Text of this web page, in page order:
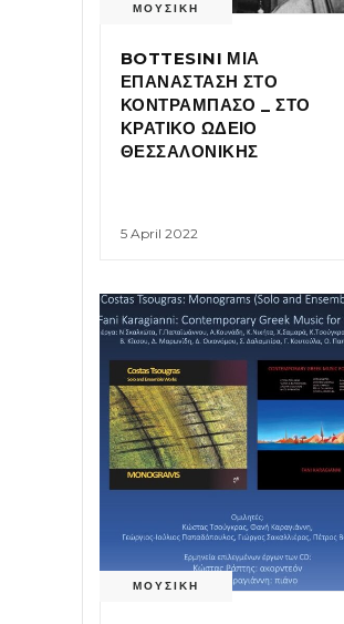
ΜΟΥΣΙΚΗ
BOTTESINI ΜΙΑ
ΕΠΑΝΑΣΤΑΣΗ ΣΤΟ
ΚΟΝΤΡΑΜΠΑΣΟ _ ΣΤΟ
ΚΡΑΤΙΚΟ ΩΔΕΙΟ
ΘΕΣΣΑΛΟΝΙΚΗΣ
5 April 2022
ΜΟΥΣΙΚΗ